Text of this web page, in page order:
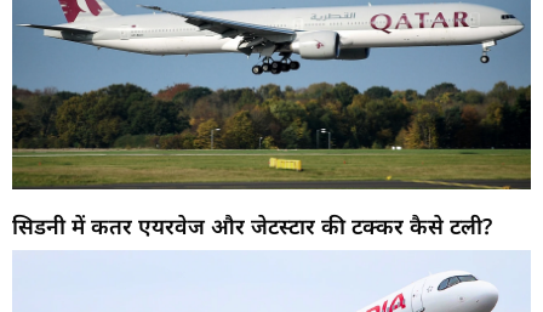
सिडनी में कतर एयरवेज और जेटस्टार की टक्कर कैसे टली?